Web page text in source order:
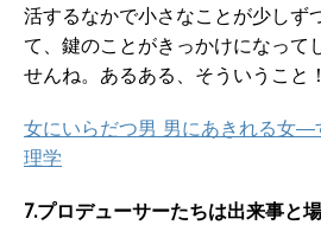
活するなかで小さなことが少しず
て、鍵のことがきっかけになって
せんね。あるある、そういうこと
女にいらだつ男 男にあきれる女―
理学
7.プロデューサーたちは出来事と